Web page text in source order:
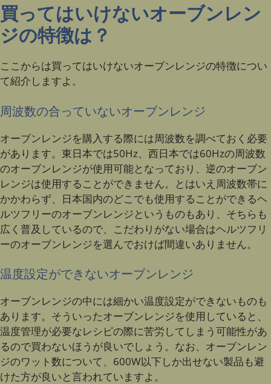
買ってはいけないオーブンレン
ジの特徴は？
ここからは買ってはいけないオーブンレンジの特徴につい
て紹介しますよ。
周波数の合っていないオーブンレンジ
オーブンレンジを購入する際には周波数を調べておく必要
があります。東日本では50Hz、西日本では60Hzの周波数
のオーブンレンジが使用可能となっており、逆のオーブン
レンジは使用することができません。とはいえ周波数帯に
かかわらず、日本国内のどこでも使用することができるヘ
ルツフリーのオーブンレンジというものもあり、そちらも
広く普及しているので、こだわりがない場合はヘルツフリ
ーのオーブンレンジを選んでおけば間違いありません。
温度設定ができないオーブンレンジ
オーブンレンジの中には細かい温度設定ができないものも
あります。そういったオーブンレンジを使用していると、
温度管理が必要なレシピの際に苦労してしまう可能性があ
るので買わないほうが良いでしょう。なお、オーブンレン
ジのワット数について、600W以下しか出せない製品も避
けた方が良いと言われていますよ。